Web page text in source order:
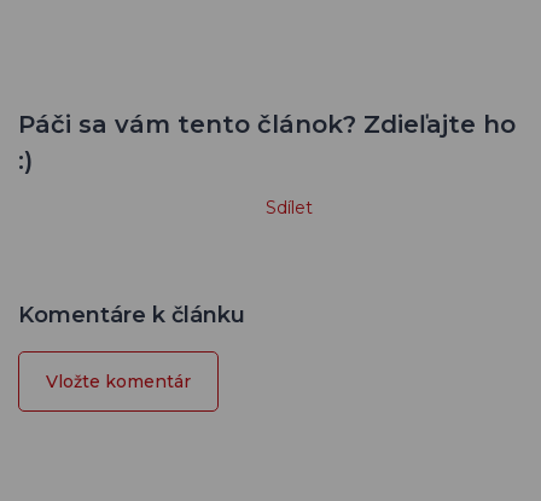
Páči sa vám tento článok? Zdieľajte ho
:)
Sdílet
Komentáre k článku
Vložte komentár